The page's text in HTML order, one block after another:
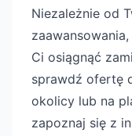
Niezależnie od
Ci osiągnąć
sprawdź ofertę
okolicy lub na
zapoznaj się z